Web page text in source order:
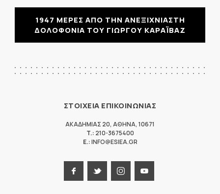
1947 ΜΕΡΕΣ ΑΠΟ ΤΗΝ ΑΝΕΞΙΧΝΙΑΣΤΗ
ΔΟΛΟΦΟΝΙΑ ΤΟΥ ΓΙΩΡΓΟΥ ΚΑΡΑΪΒΑΖ
ΣΤΟΙΧΕΙΑ ΕΠΙΚΟΙΝΩΝΙΑΣ
ΑΚΑΔΗΜΙΑΣ 20, ΑΘΗΝΑ, 10671
T.: 210-3675400
E.:INFO@ESIEA.GR